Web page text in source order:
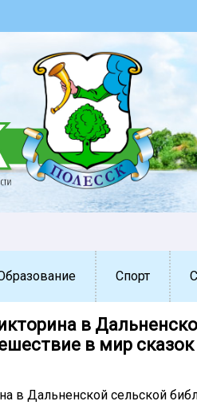
Спорт
в
в мир
в Дальненской сельской